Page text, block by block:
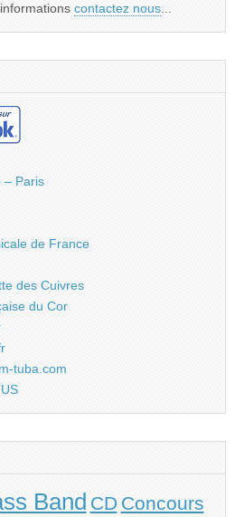
contactez nous...
– Paris
de France
des Cuivres
du Cor
tuba.com
Band CD Concours